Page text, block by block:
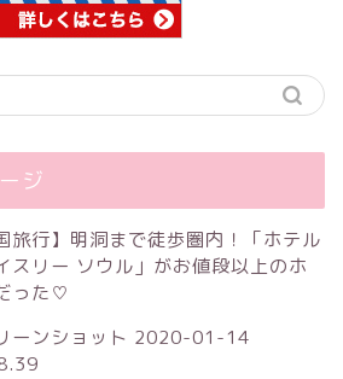
ジ
旅行】明洞まで徒歩圏内！「ホテル
スリー ソウル」がお値段以上のホ
った♡
ーンショット 2020-01-14